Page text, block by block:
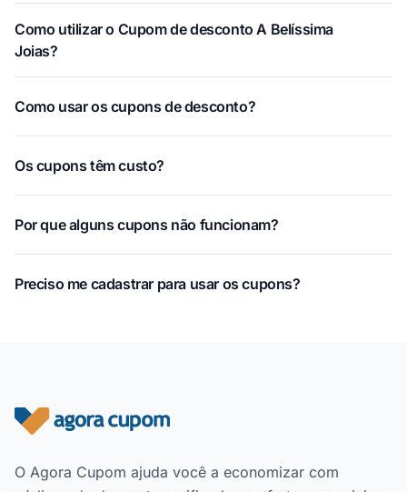
Como utilizar o Cupom de desconto A Belíssima
Joias?
Como usar os cupons de desconto?
Os cupons têm custo?
Por que alguns cupons não funcionam?
Preciso me cadastrar para usar os cupons?
Rodapé do site
O Agora Cupom ajuda você a economizar com